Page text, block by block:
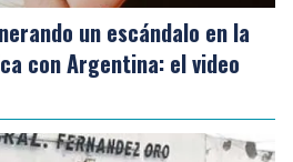
un escándalo en la
con Argentina: el video